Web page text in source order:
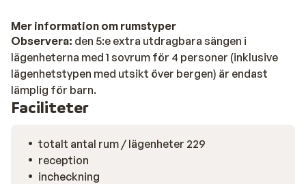
behöver för en härlig skidresa!
Mer information om rumstyper
Observera: den 5:e extra utdragbara sängen i
lägenheterna med 1 sovrum för 4 personer (inklusive
lägenhetstypen med utsikt över bergen) är endast
lämplig för barn.
Faciliteter
totalt antal rum / lägenheter 229
reception
incheckning